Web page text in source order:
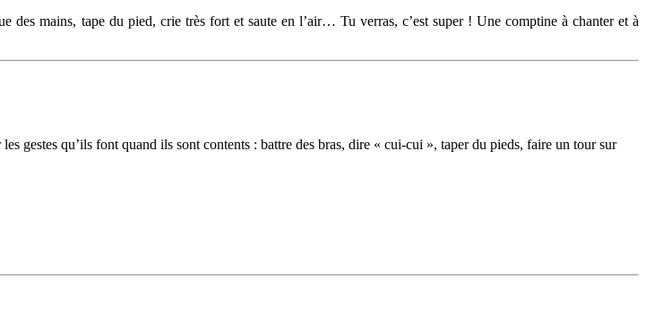
mains, tape du pied, crie très fort et saute en l’air… Tu verras, c’est super ! Une comptine à chanter et à
gestes qu’ils font quand ils sont contents : battre des bras, dire « cui-cui », taper du pieds, faire un tour sur